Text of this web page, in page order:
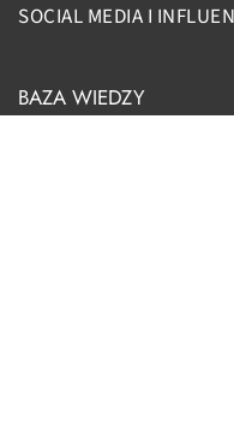
SOCIAL MEDIA I
BAZA WIEDZY